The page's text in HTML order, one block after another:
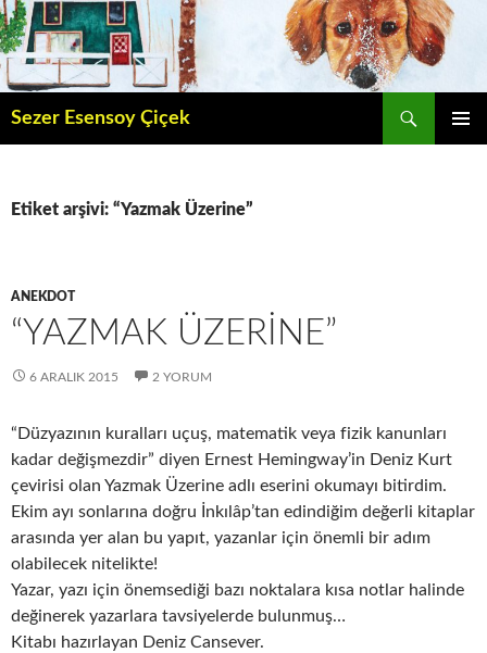
İçeriğe
atla
Sezer Esensoy Çiçek
Etiket arşivi: “Yazmak Üzerine”
ANEKDOT
“YAZMAK ÜZERINE”
6 ARALIK 2015 2 YORUM
“Düzyazının kuralları uçuş, matematik veya fizik kanunları
kadar değişmezdir” diyen Ernest Hemingway’in Deniz Kurt
çevirisi olan Yazmak Üzerine adlı eserini okumayı bitirdim.
Ekim ayı sonlarına doğru İnkılâp’tan edindiğim değerli kitaplar
arasında yer alan bu yapıt, yazanlar için önemli bir adım
olabilecek nitelikte!
Yazar, yazı için önemsediği bazı noktalara kısa notlar halinde
değinerek yazarlara tavsiyelerde bulunmuş…
Kitabı hazırlayan Deniz Cansever.